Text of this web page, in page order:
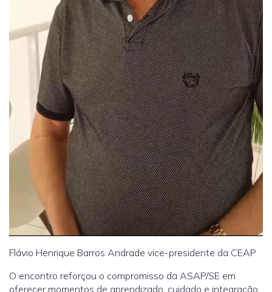
Flávio Henrique Barros Andrade vice-presidente da CEAP
O encontro reforçou o compromisso da ASAP/SE em
oferecer momentos de aprendizado, cuidado e integração,